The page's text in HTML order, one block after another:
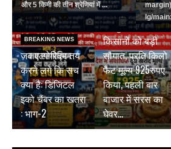
और 5 किमी की तीन श्रेणियां में ...
Read More
lg/
BREAKING NEWS
जब एल्गोरिद्म तय
करने लगे कि सच
क्या है: डिजिटल
इको चैंबर का खतरा
: भाग-2
BREAKING NEWS
जयपुर डेयरी की
किसानों को बड़ी
सौगात, प्रति किलो
फैट मूल्य 925रुपए
किया, पहली बार
बाजार में सरस का
घेवर…